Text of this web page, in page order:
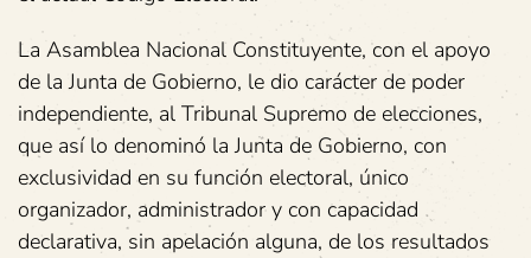
La Asamblea Nacional Constituyente, con el apoyo
de la Junta de Gobierno, le dio carácter de poder
independiente, al Tribunal Supremo de elecciones,
que así lo denominó la Junta de Gobierno, con
exclusividad en su función electoral, único
organizador, administrador y con capacidad
declarativa, sin apelación alguna, de los resultados